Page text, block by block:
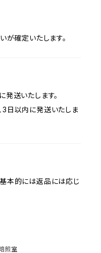
が確定いたします。
送いたします。
日以内に発送いたしま
本的には返品には応じ
煎室